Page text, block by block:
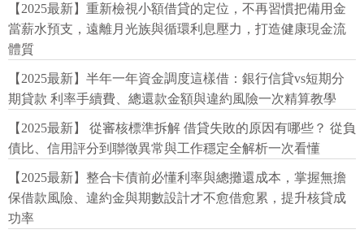
【2025最新】重新檢視小額借貸的定位，不再習慣把備用金
當薪水預支，遠離月光族與循環利息壓力，打造健康現金流
體質
【2025最新】半年一年資金調度這樣借：銀行信貸vs短期分
期貸款 利率手續費、總還款金額與違約風險一次精算教學
【2025最新】 從審核標準拆解 借貸失敗的原因有哪些？ 從負
債比、信用評分到聯徵異常與工作穩定全解析一次看懂
【2025最新】整合卡債前必懂利率與總攤還成本，掌握無擔
保借款風險、違約金與期數設計才不愈借愈累，提升核貸成
功率